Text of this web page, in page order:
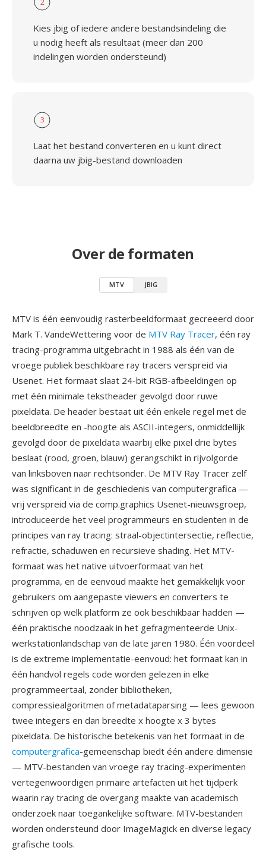
2
Kies jbig of iedere andere bestandsindeling die
u nodig heeft als resultaat (meer dan 200
indelingen worden ondersteund)
3
Laat het bestand converteren en u kunt direct
daarna uw jbig-bestand downloaden
Over de formaten
MTV JBIG
MTV is één eenvoudig rasterbeeldformaat gecreeerd door
Mark T. VandeWettering voor de MTV Ray Tracer, één ray
tracing-programma uitgebracht in 1988 als één van de
vroege publiek beschikbare ray tracers verspreid via
Usenet. Het formaat slaat 24-bit RGB-afbeeldingen op
met één minimale tekstheader gevolgd door ruwe
pixeldata. De header bestaat uit één enkele regel met de
beeldbreedte en -hoogte als ASCII-integers, onmiddellijk
gevolgd door de pixeldata waarbij elke pixel drie bytes
beslaat (rood, groen, blauw) gerangschikt in rijvolgorde
van linksboven naar rechtsonder. De MTV Ray Tracer zelf
was significant in de geschiedenis van computergrafica —
vrij verspreid via de comp.graphics Usenet-nieuwsgroep,
introduceerde het veel programmeurs en studenten in de
principes van ray tracing: straal-objectintersectie, reflectie,
refractie, schaduwen en recursieve shading. Het MTV-
formaat was het native uitvoerformaat van het
programma, en de eenvoud maakte het gemakkelijk voor
gebruikers om aangepaste viewers en converters te
schrijven op welk platform ze ook beschikbaar hadden —
één praktische noodzaak in het gefragmenteerde Unix-
werkstationlandschap van de late jaren 1980. Één voordeel
is de extreme implementatie-eenvoud: het formaat kan in
één handvol regels code worden gelezen in elke
programmeertaal, zonder bibliotheken,
compressiealgoritmen of metadataparsing — lees gewoon
twee integers en dan breedte x hoogte x 3 bytes
pixeldata. De historische betekenis van het formaat in de
computergrafica-gemeenschap biedt één andere dimensie
— MTV-bestanden van vroege ray tracing-experimenten
vertegenwoordigen primaire artefacten uit het tijdperk
waarin ray tracing de overgang maakte van academisch
onderzoek naar toegankelijke software. MTV-bestanden
worden ondersteund door ImageMagick en diverse legacy
grafische tools.